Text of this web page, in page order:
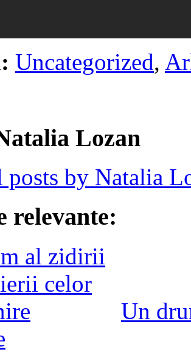
Uncategorized,
Lozan
posts by Natalia
relevante:
Un